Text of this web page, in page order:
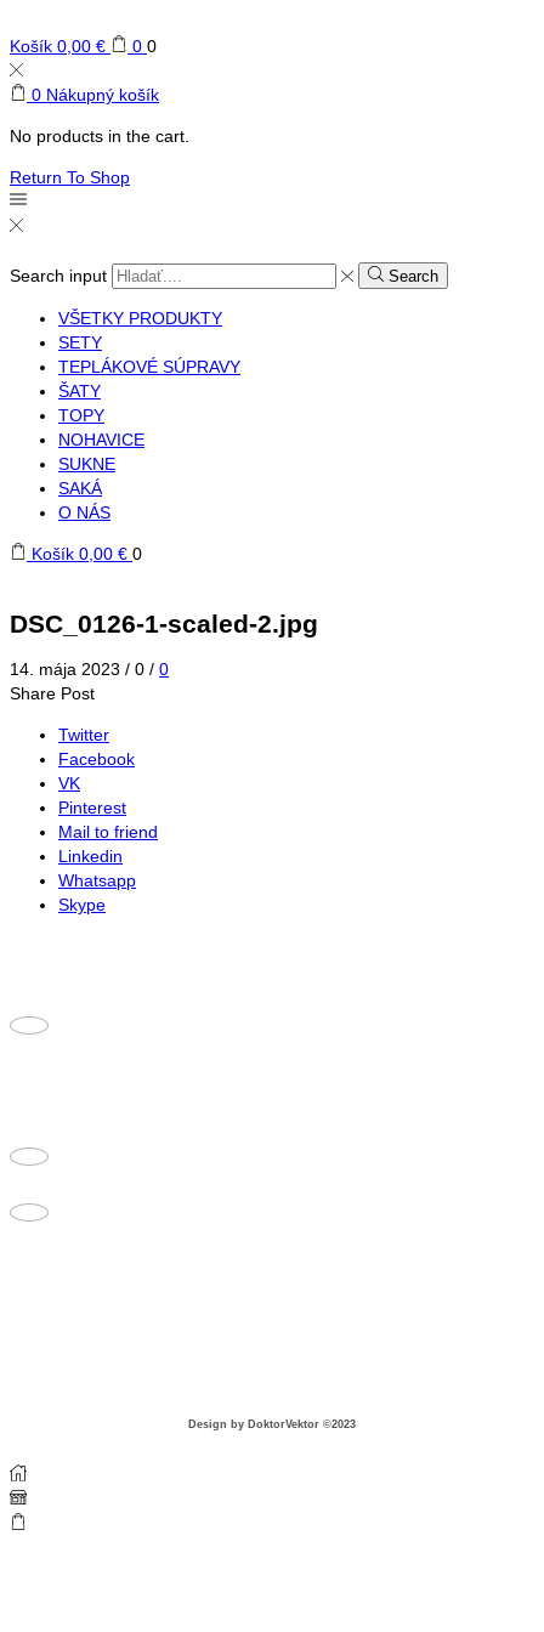
Košík 0,00 € 0 0
0 Nákupný košík
No products in the cart.
Return To Shop
Search input Search
VŠETKY PRODUKTY
SETY
TEPLÁKOVÉ SÚPRAVY
ŠATY
TOPY
NOHAVICE
SUKNE
SAKÁ
O NÁS
Košík 0,00 € 0
DSC_0126-1-scaled-2.jpg
14. mája 2023 / 0 / 0
Share Post
Twitter
Facebook
VK
Pinterest
Mail to friend
Linkedin
Whatsapp
Skype
Design by DoktorVektor ©2023